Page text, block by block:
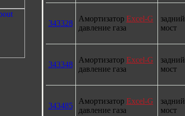
343328
Амортизатор Excel-G
давление газа
задний
мост
343348
Амортизатор Excel-G
давление газа
задний
мост
343485
Амортизатор Excel-G
давление газа
задний
мост